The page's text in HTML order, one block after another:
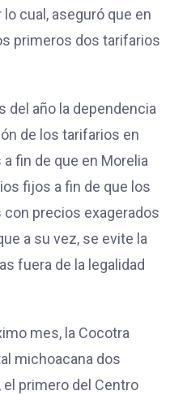
lo cual, aseguró que en
primeros dos tarifarios
del año la dependencia
de los tarifarios en
fin de que en Morelia
fijos a fin de que los
precios exagerados
a su vez, se evite la
fuera de la legalidad
mes, la Cocotra
michoacana dos
primero del Centro